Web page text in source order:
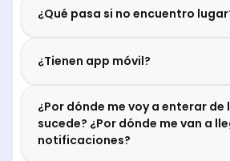
¿Qué pasa si no encuentro
¿Tienen app móvil?
¿Por dónde me voy a enterar de
sucede? ¿Por dónde me van a
notificaciones?